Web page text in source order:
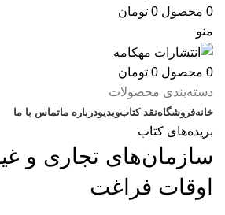
0 محصول 0 تومان
منو
0 محصول 0 تومان
دسته‌بندی محصولات
خانهفروشگاهنقد کتابویدیودرباره‌ ماتماس با ما
بریده‌های کتاب
سازمان‌های تجاری و
اوقات فراغت